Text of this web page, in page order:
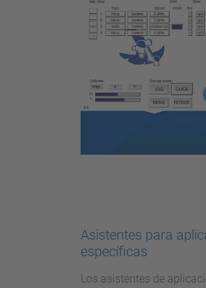
Asistentes para
específicas
Los asistentes de